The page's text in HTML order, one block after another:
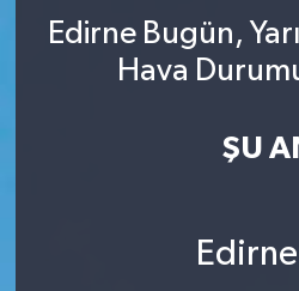
Edirne Bugün,
Hava
ŞU
Edirne
EKONOMİ
SPOR
Süper Lig Puan Durumu
Tüm Manşetler
Son Dakika Haberleri